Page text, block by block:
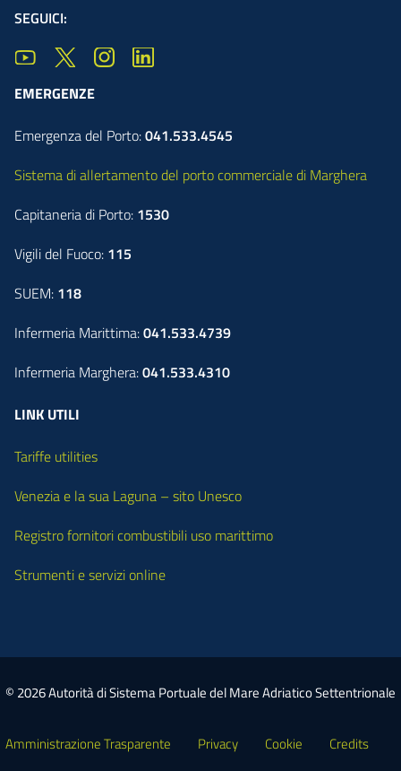
SEGUICI:
EMERGENZE
Emergenza del Porto:041.533.4545
Sistema di allertamento del porto commerciale di Marghera
Capitaneria di Porto: 1530
Vigili del Fuoco: 115
SUEM: 118
Infermeria Marittima:041.533.4739
Infermeria Marghera:041.533.4310
LINK UTILI
Tariffe utilities
Venezia e la sua Laguna – sito Unesco
Registro fornitori combustibili uso marittimo
Strumenti e servizi online
© 2026 Autorità di Sistema Portuale del Mare Adriatico Settentrionale
Amministrazione Trasparente Privacy Cookie Credits